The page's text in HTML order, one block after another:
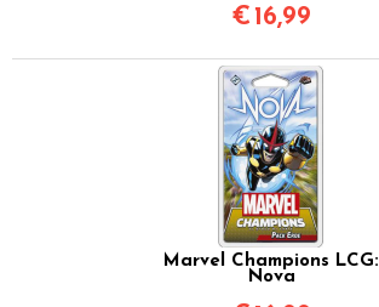
€ 16,99
Marvel Champions LCG:
Nova